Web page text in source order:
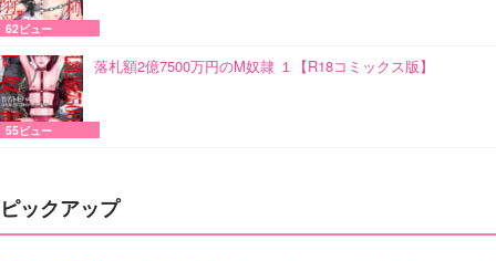
62ビュー
落札額2億7500万円のM奴隷 １【R18コミックス版】
55ビュー
ピックアップ